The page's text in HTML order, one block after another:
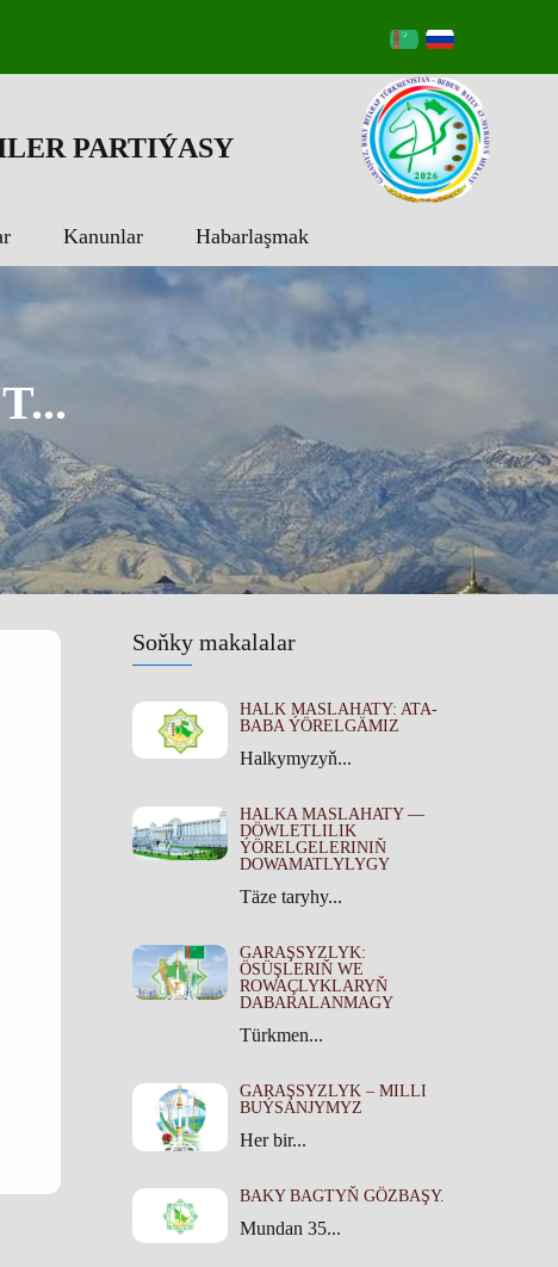
PARTIÝASY
Kanunlar Habarlaşmak
Soňky makalalar
HALK MASLAHATY: ATA-
BABA ÝÖRELGÄMIZ
Halkymyzyň...
HALKA MASLAHATY —
DÖWLETLILIK
ÝÖRELGELERINIŇ
DOWAMATLYLYGY
Täze taryhy...
GARAŞSYZLYK:
ÖSÜŞLERIŇ WE
ROWAÇLYKLARYŇ
DABARALANMAGY
Türkmen...
GARAŞSYZLYK – MILLI
BUÝSANJYMYZ
Her bir...
BAKY BAGTYŇ GÖZBAŞY.
Mundan 35...